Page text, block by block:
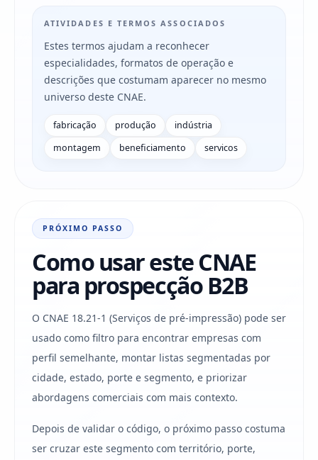
ATIVIDADES E TERMOS ASSOCIADOS
Estes termos ajudam a reconhecer
especialidades, formatos de operação e
descrições que costumam aparecer no mesmo
universo deste CNAE.
fabricação produção
indústria
montagem
beneficiamento servicos
PRÓXIMO PASSO
Como usar este CNAE
para prospecção B2B
O CNAE 18.21-1 (Serviços de pré-impressão) pode ser
usado como filtro para encontrar empresas com
perfil semelhante, montar listas segmentadas por
cidade, estado, porte e segmento, e priorizar
abordagens comerciais com mais contexto.
Depois de validar o código, o próximo passo costuma
ser cruzar este segmento com território, porte,